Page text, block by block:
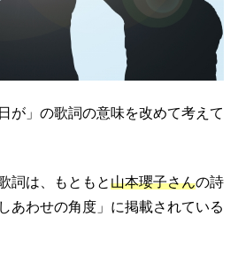
が」の歌詞の意味を改めて考えて
詞は、もともと山本瓔子さんの詩
わせの角度」に掲載されている